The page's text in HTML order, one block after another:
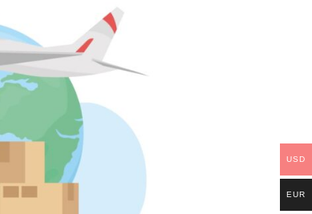
USD
EUR